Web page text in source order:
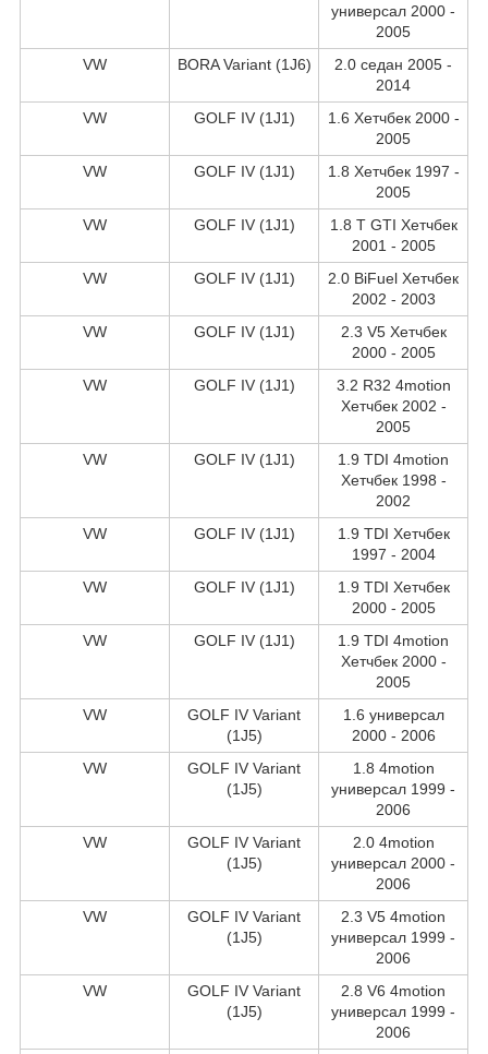
универсал 2000 -
2005
VW
BORA Variant (1J6)
2.0 седан 2005 -
2014
VW
GOLF IV (1J1)
1.6 Хетчбек 2000 -
2005
VW
GOLF IV (1J1)
1.8 Хетчбек 1997 -
2005
VW
GOLF IV (1J1)
1.8 T GTI Хетчбек
2001 - 2005
VW
GOLF IV (1J1)
2.0 BiFuel Хетчбек
2002 - 2003
VW
GOLF IV (1J1)
2.3 V5 Хетчбек
2000 - 2005
VW
GOLF IV (1J1)
3.2 R32 4motion
Хетчбек 2002 -
2005
VW
GOLF IV (1J1)
1.9 TDI 4motion
Хетчбек 1998 -
2002
VW
GOLF IV (1J1)
1.9 TDI Хетчбек
1997 - 2004
VW
GOLF IV (1J1)
1.9 TDI Хетчбек
2000 - 2005
VW
GOLF IV (1J1)
1.9 TDI 4motion
Хетчбек 2000 -
2005
VW
GOLF IV Variant
(1J5)
1.6 универсал
2000 - 2006
VW
GOLF IV Variant
(1J5)
1.8 4motion
универсал 1999 -
2006
VW
GOLF IV Variant
(1J5)
2.0 4motion
универсал 2000 -
2006
VW
GOLF IV Variant
(1J5)
2.3 V5 4motion
универсал 1999 -
2006
VW
GOLF IV Variant
(1J5)
2.8 V6 4motion
универсал 1999 -
2006